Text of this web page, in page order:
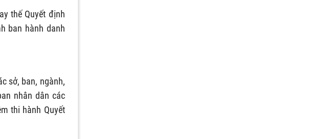
thế Quyết định
ban hành danh
sở, ban, ngành,
nhân dân các
thi hành Quyết